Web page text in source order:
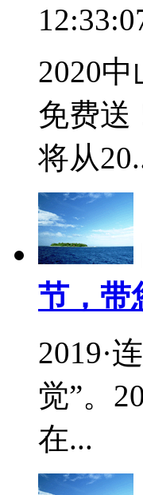
2020
免费送
将从
节，带
2019·
觉”。
在...